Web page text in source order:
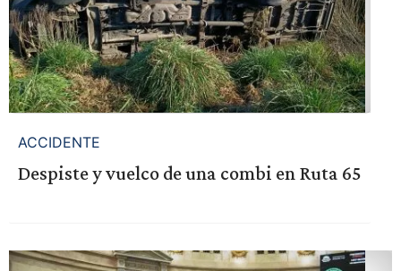
ACCIDENTE
Despiste y vuelco de una combi en Ruta 65